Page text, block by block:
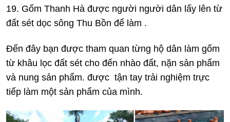
19. Gốm Thanh Hà được người người dân lấy lên từ
đất sét dọc sông Thu Bồn để làm .
Đến đây bạn được tham quan từng hộ dân làm gốm
từ khâu lọc đất sét cho đến nhào đất, nặn sản phẩm
và nung sản phẩm. được tận tay trải nghiệm trực
tiếp làm một sản phẩm của mình.